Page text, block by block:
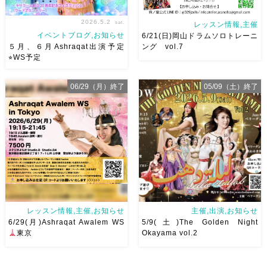
５月、６月Ashraqat出演予定
とWS予定まとめました
みな
さんにたくさんお会いできます
ように
2026.5.2 sat.
イベントブログ,お知らせ
５月、６月Ashraqat出演予定
⭐︎WS予定
一年と二ヶ月ぶりの岡山ドラム
ソロトレーニング vol.7
今回
は6/21(日)開催です！ 最初にド
ラムソロトレーニングの予習的
なオールレベルダラブッカWS
もありますので奏者の方はぜひ
奏者の方もダン […]
レッスン情報,主催
6/21(日)岡山ドラムソロトレーニ
ング vol.7
レッスン情報,主催,お知らせ
6/29(月)Ashraqat Awalem WS
東京
06/29（月）終了
主催,出演,お知らせ
5/9(土)The Golden Night
Okayama vol.2
05/09（土）終了